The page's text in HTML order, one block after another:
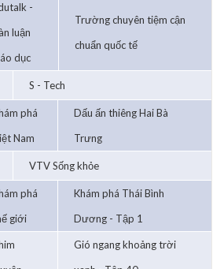
-
luận
dục
Trường chuyên tiệm cận
chuẩn quốc tế
S - Tech
phá
Nam
Dấu ấn thiêng Hai Bà
Trưng
VTV Sống khỏe
phá
giới
Khám phá Thái Bình
Dương - Tập 1
Gió ngang khoảng trời